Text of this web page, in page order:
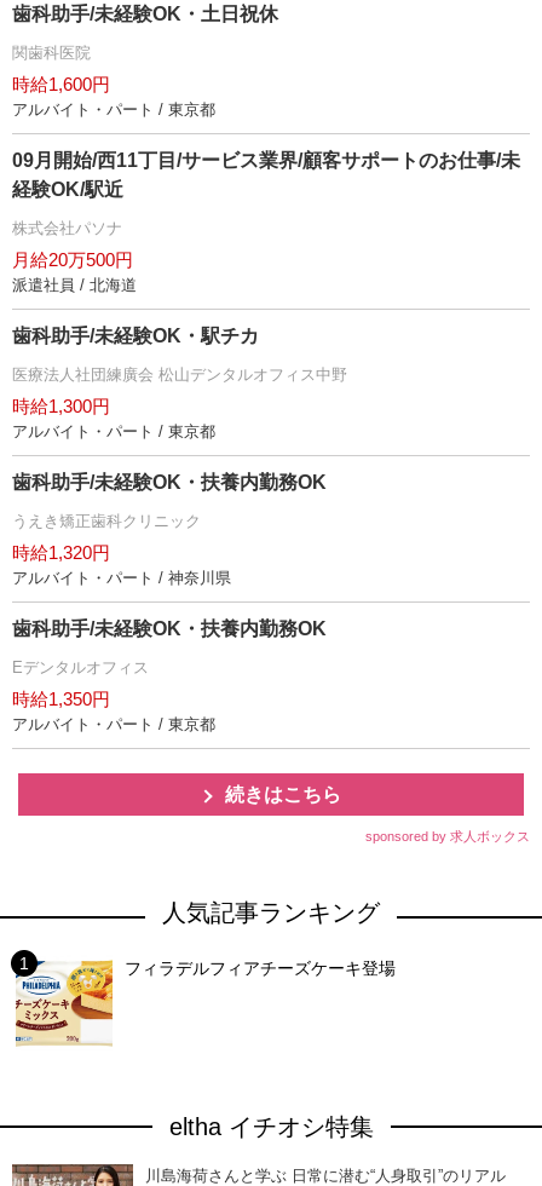
歯科助手/未経験OK・土日祝休
関歯科医院
時給1,600円
アルバイト・パート / 東京都
09月開始/西11丁目/サービス業界/顧客サポートのお仕事/未
経験OK/駅近
株式会社パソナ
月給20万500円
派遣社員 / 北海道
歯科助手/未経験OK・駅チカ
医療法人社団練廣会 松山デンタルオフィス中野
時給1,300円
アルバイト・パート / 東京都
歯科助手/未経験OK・扶養内勤務OK
うえき矯正歯科クリニック
時給1,320円
アルバイト・パート / 神奈川県
歯科助手/未経験OK・扶養内勤務OK
Eデンタルオフィス
時給1,350円
アルバイト・パート / 東京都
続きはこちら
sponsored by 求人ボックス
人気記事ランキング
フィラデルフィアチーズケーキ登場
eltha イチオシ特集
川島海荷さんと学ぶ 日常に潜む“人身取引”のリアル